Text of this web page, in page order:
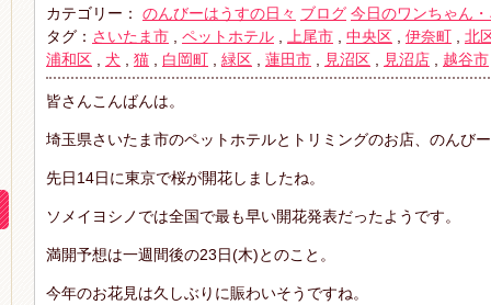
カテゴリー： のんびーはうすの日々 ブログ 今日のワンちゃん
タグ： さいたま市 ペットホテル 上尾市 中央区 伊奈町 北
浦和区
犬 猫 白岡町 緑区 蓮田市 見沼区 見沼店 越谷市
皆さんこんばんは。
埼玉県さいたま市のペットホテルとトリミングのお店、のんびー
先日14日に東京で桜が開花しましたね。
ソメイヨシノでは全国で最も早い開花発表だったようです。
満開予想は一週間後の23日(木)とのこと。
今年のお花見は久しぶりに賑わいそうですね。